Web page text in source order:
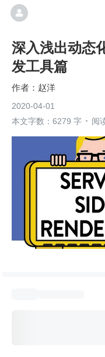
深入浅出动态
发工具篇
赵洋
2020-04-01
本文字数：6279 字
阅